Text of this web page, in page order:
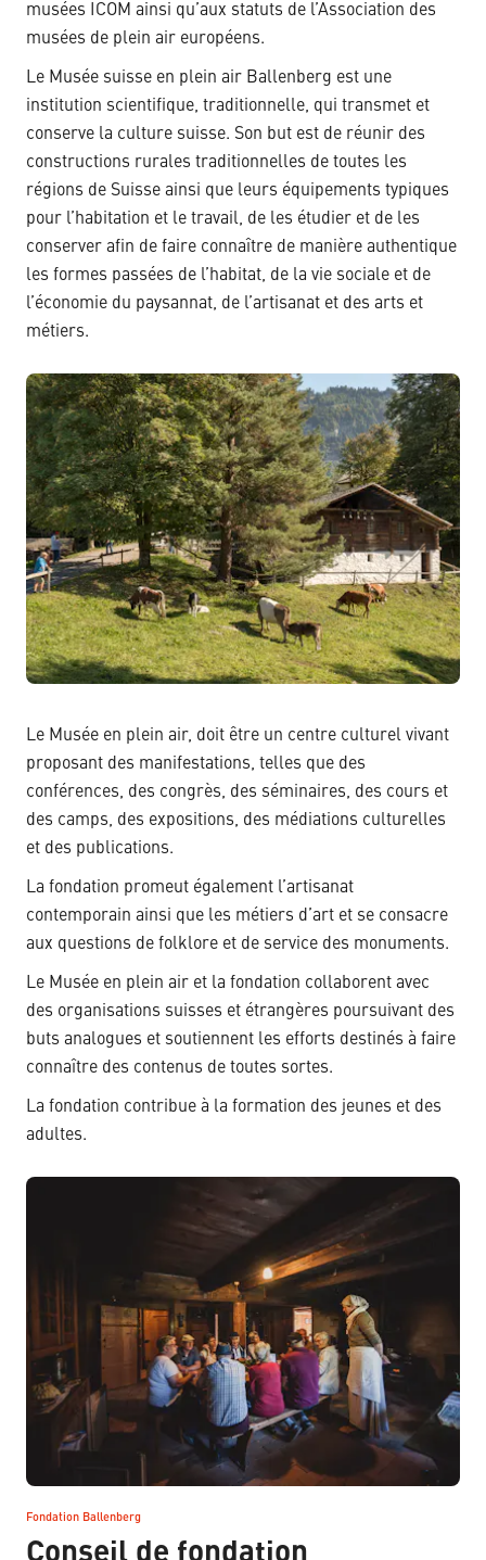
musées ICOM ainsi qu’aux statuts de l’Association des
musées de plein air européens.
Le Musée suisse en plein air Ballenberg est une
institution scientifique, traditionnelle, qui transmet et
conserve la culture suisse. Son but est de réunir des
constructions rurales traditionnelles de toutes les
régions de Suisse ainsi que leurs équipements typiques
pour l’habitation et le travail, de les étudier et de les
conserver afin de faire connaître de manière authentique
les formes passées de l’habitat, de la vie sociale et de
l’économie du paysannat, de l’artisanat et des arts et
métiers.
Le Musée en plein air, doit être un centre culturel vivant
proposant des manifestations, telles que des
conférences, des congrès, des séminaires, des cours et
des camps, des expositions, des médiations culturelles
et des publications.
La fondation promeut également l’artisanat
contemporain ainsi que les métiers d’art et se consacre
aux questions de folklore et de service des monuments.
Le Musée en plein air et la fondation collaborent avec
des organisations suisses et étrangères poursuivant des
buts analogues et soutiennent les efforts destinés à faire
connaître des contenus de toutes sortes.
La fondation contribue à la formation des jeunes et des
adultes.
Fondation Ballenberg